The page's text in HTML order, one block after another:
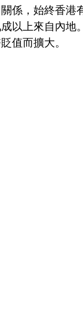
係，始終香港
以上來自內地
值而擴大。